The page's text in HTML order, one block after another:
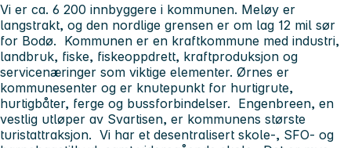
Vi er ca. 6 200 innbyggere i kommunen. Meløy er
langstrakt, og den nordlige grensen er om lag 12 mil sør
for Bodø. Kommunen er en kraftkommune med industri,
landbruk, fiske, fiskeoppdrett, kraftproduksjon og
servicenæringer som viktige elementer. Ørnes er
kommunesenter og er knutepunkt for hurtigrute,
hurtigbåter, ferge og bussforbindelser. Engenbreen, en
vestlig utløper av Svartisen, er kommunens største
turistattraksjon. Vi har et desentralisert skole-, SFO- og